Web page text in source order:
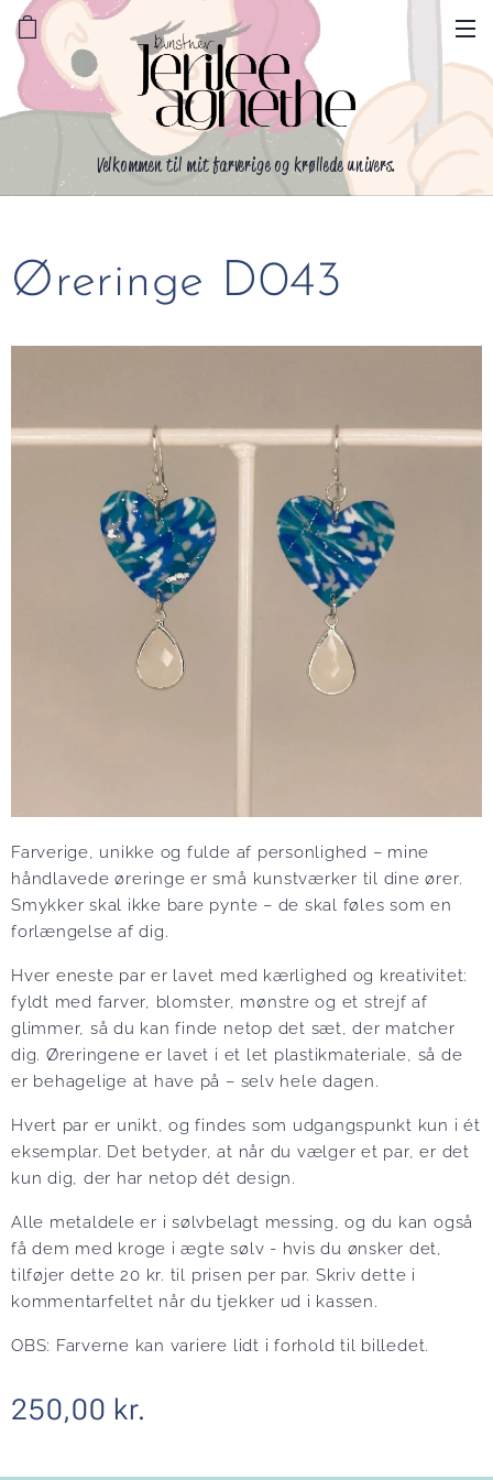
Velkommen til mit farverige og krøllede univers.
Øreringe D043
Farverige, unikke og fulde af personlighed – mine
håndlavede øreringe er små kunstværker til dine ører.
Smykker skal ikke bare pynte – de skal føles som en
forlængelse af dig.
Hver eneste par er lavet med kærlighed og kreativitet:
fyldt med farver, blomster, mønstre og et strejf af
glimmer, så du kan finde netop det sæt, der matcher
dig. Øreringene er lavet i et let plastikmateriale, så de
er behagelige at have på – selv hele dagen.
Hvert par er unikt, og findes som udgangspunkt kun i ét
eksemplar. Det betyder, at når du vælger et par, er det
kun dig, der har netop dét design.
Alle metaldele er i sølvbelagt messing, og du kan også
få dem med kroge i ægte sølv - hvis du ønsker det,
tilføjer dette 20 kr. til prisen per par. Skriv dette i
kommentarfeltet når du tjekker ud i kassen.
OBS: Farverne kan variere lidt i forhold til billedet.
250,00 kr.